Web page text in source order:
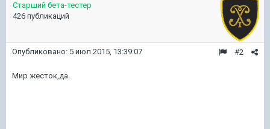
Старший бета-тестер
426 публикаций
#2
Опубликовано: 5 июл 2015, 13:39:07
Мир жесток,да.